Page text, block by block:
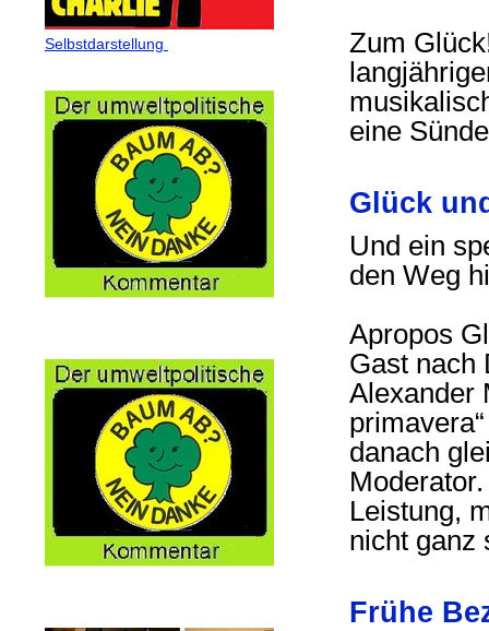
Selbstdarstellung
Zum
eine
Glück
Und ein
den Weg
Apropos
Gast nach
Alexander
danach
Leistung,
nicht
Frühe